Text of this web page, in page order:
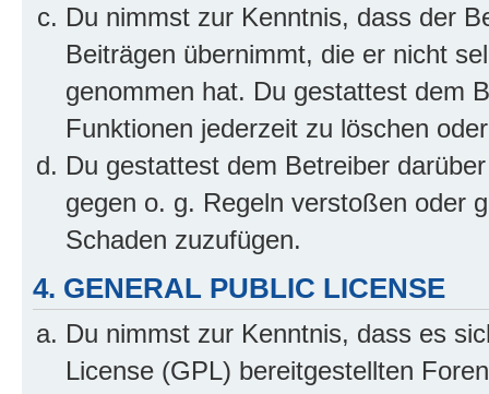
Du nimmst zur Kenntnis, dass der
Beiträgen übernimmt, die er nicht
genommen hat. Du gestattest dem
Funktionen jederzeit zu löschen
Du gestattest dem Betreiber
gegen o. g. Regeln verstoßen oder
Schaden zuzufügen.
4. GENERAL PUBLIC LICENSE
Du nimmst zur Kenntnis, dass es
License (GPL) bereitgestellten